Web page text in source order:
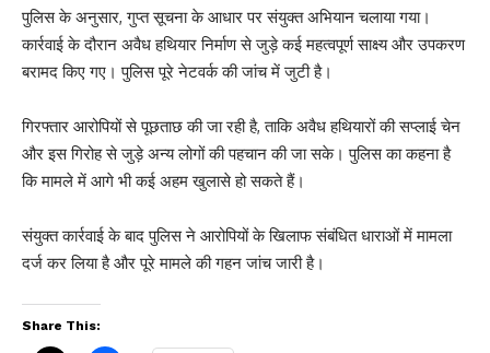
पुलिस के अनुसार, गुप्त सूचना के आधार पर संयुक्त अभियान चलाया गया।
कार्रवाई के दौरान अवैध हथियार निर्माण से जुड़े कई महत्वपूर्ण साक्ष्य और उपकरण
बरामद किए गए। पुलिस पूरे नेटवर्क की जांच में जुटी है।
गिरफ्तार आरोपियों से पूछताछ की जा रही है, ताकि अवैध हथियारों की सप्लाई चेन
और इस गिरोह से जुड़े अन्य लोगों की पहचान की जा सके। पुलिस का कहना है
कि मामले में आगे भी कई अहम खुलासे हो सकते हैं।
संयुक्त कार्रवाई के बाद पुलिस ने आरोपियों के खिलाफ संबंधित धाराओं में मामला
दर्ज कर लिया है और पूरे मामले की गहन जांच जारी है।
Share This: